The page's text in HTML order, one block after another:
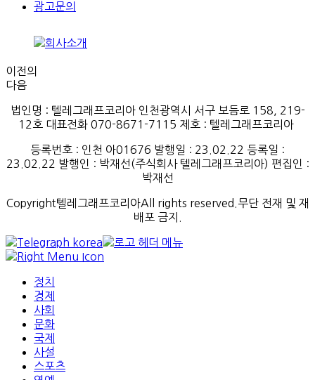
광고문의
이전의
다음
법인명 : 텔레그래프코리아 인천광역시 서구 보듬로 158, 219-
12호 대표전화 070-8671-7115 제호 : 텔레그래프코리아
등록번호 : 인천 아01676 발행일 : 23.02.22 등록일 :
23.02.22 발행인 : 박재선(주식회사텔레그래프코리아) 편집인 :
박재선
Copyright텔레그래프코리아All rights reserved.무단 전재 및 재
배포 금지.
정치
경제
사회
문화
국제
사설
스포츠